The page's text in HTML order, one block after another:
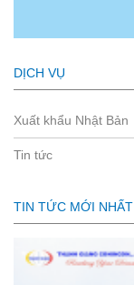
DỊCH VỤ
Xuất khẩu Nhật Bản
Tin tức
TIN TỨC MỚI NHẤT